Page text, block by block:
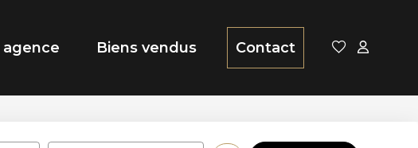
Biens vendus Contact